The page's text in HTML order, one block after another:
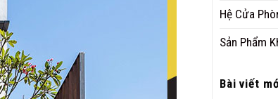
Hệ Cửa
Sản Phẩm
Bài viết